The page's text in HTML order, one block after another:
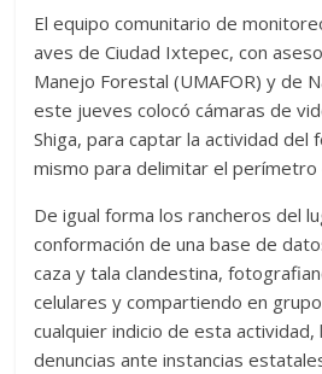
El equipo comunitario de
aves de Ciudad Ixtepec, con
Manejo Forestal (UMAFOR) y de
este jueves colocó cámaras de
Shiga, para captar la actividad del
mismo para delimitar el perímetro
De igual forma los rancheros del
conformación de una base de
caza y tala clandestina,
celulares y compartiendo en
cualquier indicio de esta actividad,
denuncias ante instancias